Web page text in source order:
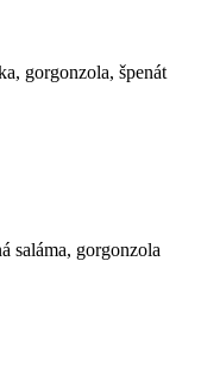
gorgonzola, špenát
saláma, gorgonzola